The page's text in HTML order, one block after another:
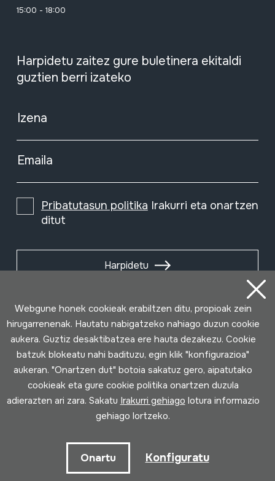
15:00 - 18:00
Harpidetu zaitez gure buletinera ekitaldi
guztien berri izateko
Izena
Emaila
Pribatutasun politika Irakurri eta onartzen
ditut
Harpidetu
Erabilpen baldintzak Pribatutasun politika
Loturak garatua
Webgune honek cookieak erabiltzen ditu, propioak zein
hirugarrenenak. Hautatu nabigatzeko nahiago duzun cookie
aukera. Guztiz desaktibatzea ere hauta dezakezu. Cookie
batzuk blokeatu nahi badituzu, egin klik "konfigurazioa"
aukeran. "Onartzen dut" botoia sakatuz gero, aipatutako
cookieak eta gure cookie politika onartzen duzula
adierazten ari zara. Sakatu Irakurri gehiago lotura informazio
gehiago lortzeko.
Onartu Konfiguratu